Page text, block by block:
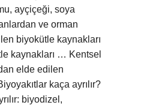
ayçiçeği, soya
ve orman
biyokütle kaynakları
kaynakları … Kentsel
elde edilen
kaça ayrılır?
biyodizel,